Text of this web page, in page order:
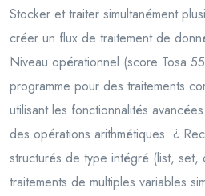
Stocker et traiter simultanément
créer un flux de traitement de
Niveau opérationnel (score Tosa
programme pour des traitements
utilisant les fonctionnalités
des opérations arithmétiques. ¿
structurés de type intégré (list,
traitements de multiples variables